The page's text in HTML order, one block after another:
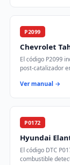
P2099
Chevrolet
El código P2099
post-catalizador
Ver manual →
P0172
Hyundai
El código DTC
combustible